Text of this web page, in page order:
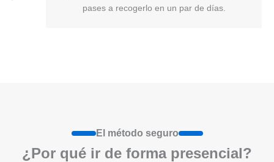
pases a recogerlo en un par de días.
El método seguro
¿Por qué ir de formapresencial?